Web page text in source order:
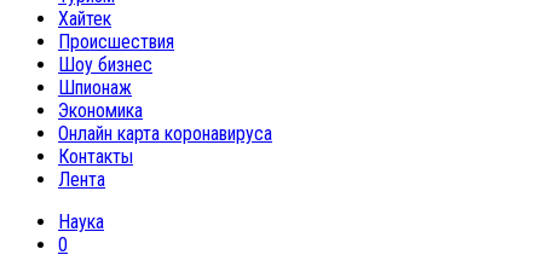
Хайтек
Происшествия
Шоу бизнес
Шпионаж
Экономика
Онлайн карта коронавируса
Контакты
Лента
Наука
0